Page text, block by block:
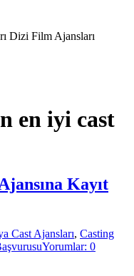
Dizi Film Ajansları
en iyi cast
Kayıt
Cast Ajansları, Casting
Yorumlar: 0